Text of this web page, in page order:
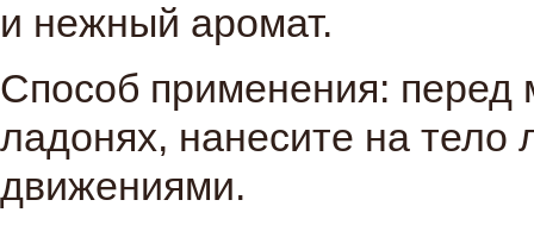
и нежный аромат.
Способ применения: перед
ладонях, нанесите на
движениями.